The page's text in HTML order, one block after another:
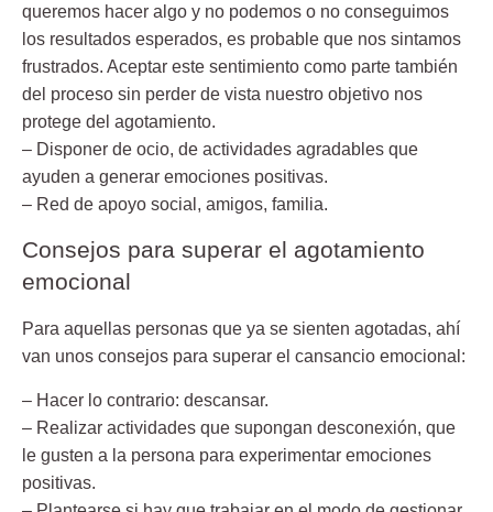
queremos hacer algo y no podemos o no conseguimos
los resultados esperados, es probable que nos sintamos
frustrados. Aceptar este sentimiento como parte también
del proceso sin perder de vista nuestro objetivo nos
protege del agotamiento.
– Disponer de ocio, de actividades agradables que
ayuden a generar emociones positivas.
– Red de apoyo social, amigos, familia.
Consejos para superar el agotamiento
emocional
Para aquellas personas que ya se sienten agotadas, ahí
van unos consejos para superar el cansancio emocional:
– Hacer lo contrario: descansar.
– Realizar actividades que supongan desconexión, que
le gusten a la persona para experimentar emociones
positivas.